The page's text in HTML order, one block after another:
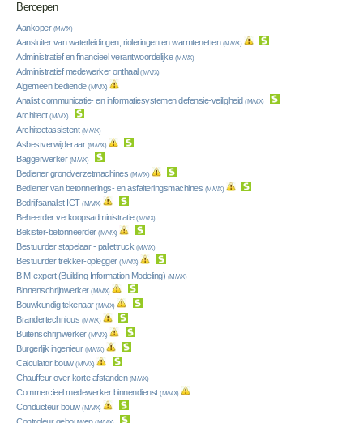
Beroepen
Aankoper (M/V/X)
Aansluiter van waterleidingen, rioleringen en warmtenetten (M/V/X)
Administratief en financieel verantwoordelijke (M/V/X)
Administratief medewerker onthaal (M/V/X)
Algemeen bediende (M/V/X)
Analist communicatie- en informatiesystemen defensie-veiligheid (M/V/X)
Architect (M/V/X)
Architectassistent (M/V/X)
Asbestverwijderaar (M/V/X)
Baggerwerker (M/V/X)
Bediener grondverzetmachines (M/V/X)
Bediener van betonnerings- en asfalteringsmachines (M/V/X)
Bedrijfsanalist ICT (M/V/X)
Beheerder verkoopsadministratie (M/V/X)
Bekister-betonneerder (M/V/X)
Bestuurder stapelaar - pallettruck (M/V/X)
Bestuurder trekker-oplegger (M/V/X)
BIM-expert (Building Information Modeling) (M/V/X)
Binnenschrijnwerker (M/V/X)
Bouwkundig tekenaar (M/V/X)
Brandertechnicus (M/V/X)
Buitenschrijnwerker (M/V/X)
Burgerlijk ingenieur (M/V/X)
Calculator bouw (M/V/X)
Chauffeur over korte afstanden (M/V/X)
Commercieel medewerker binnendienst (M/V/X)
Conducteur bouw (M/V/X)